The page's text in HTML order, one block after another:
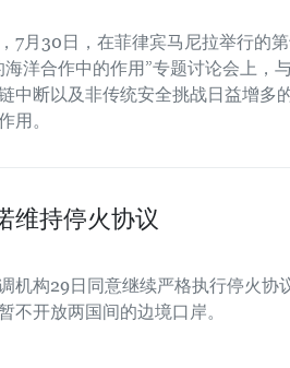
7月30日，在菲律宾马尼拉举行的
洋合作中的作用”专题讨论会上，
中断以及非传统安全挑战日益增多
用。
维持停火协议
机构29日同意继续严格执行停火协
不开放两国间的边境口岸。